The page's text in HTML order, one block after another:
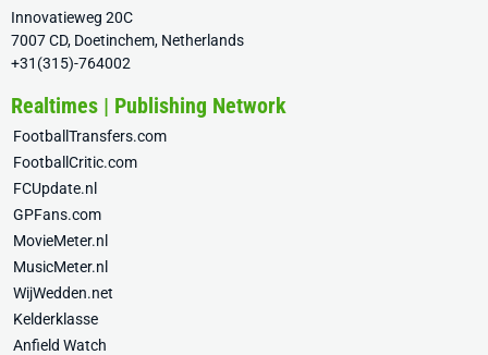
Innovatieweg 20C
7007 CD, Doetinchem, Netherlands
+31(315)-764002
Realtimes | Publishing Network
FootballTransfers.com
FootballCritic.com
FCUpdate.nl
GPFans.com
MovieMeter.nl
MusicMeter.nl
WijWedden.net
Kelderklasse
Anfield Watch